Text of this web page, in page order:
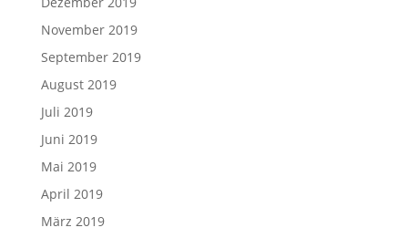
November 2019
September 2019
August 2019
Juli 2019
Juni 2019
Mai 2019
April 2019
März 2019